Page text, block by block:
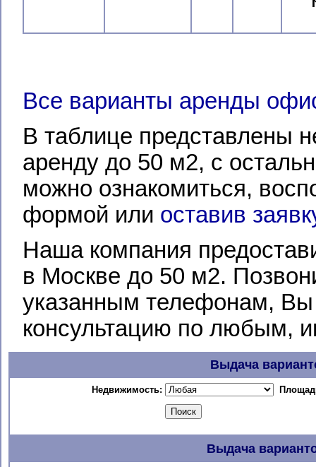
Все варианты аренды
В таблице представлены
аренду до 50 м2, с
можно ознакомиться,
формой или оставив
Наша компания
в Москве до 50 м2.
указанным телефонам,
консультацию по любым,
Выдача
Недвижимость:
Выдача